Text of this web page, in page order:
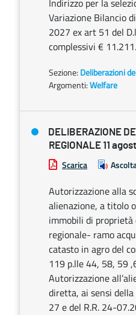
Indirizzo per la
Variazione Bilancio
2027 ex art 51 del
complessivi €
Sezione: Deliberazioni
Argomenti:Welfare
DELIBERAZIONE
REGIONALE 11
Scarica
Autorizzazione alla
alienazione, a titolo
immobili di proprietà
regionale- ramo
catasto in agro del
119 p.lle 44, 58, 59
Autorizzazione
diretta, ai sensi della
27 e del R.R. 24-